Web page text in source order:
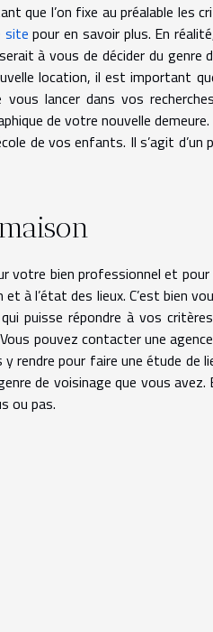
que l’on fixe au préalable les
site pour en savoir plus. En
à vous de décider du genre
location, il est important
lancer dans vos
de votre nouvelle
de vos enfants. Il s’agit
votre bien professionnel et pour
à l’état des lieux. C’est bien
puisse répondre à vos
pouvez contacter une
pour faire une étude de
de voisinage que vous
ou pas.